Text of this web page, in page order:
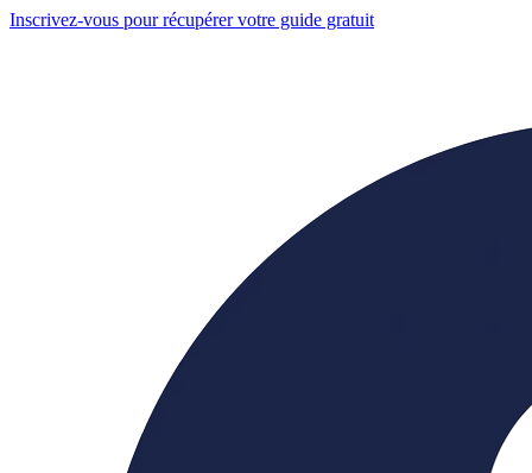
Inscrivez-vous pour récupérer votre guide gratuit